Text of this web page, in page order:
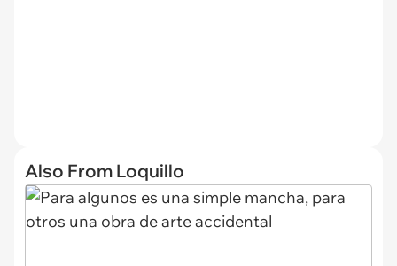
Also From Loquillo